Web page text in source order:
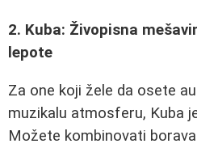
2. Kuba: Živopisna
lepote
Za one koji žele da osete
muzikalu atmosferu, Kuba
Možete kombinovati